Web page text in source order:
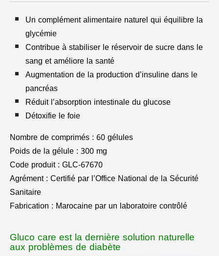
Un complément alimentaire naturel qui équilibre la
glycémie
Contribue à stabiliser le réservoir de sucre dans le
sang et améliore la santé
Augmentation de la production d’insuline dans le
pancréas
Réduit l’absorption intestinale du glucose
Détoxifie le foie
Nombre de comprimés : 60 gélules
Poids de la gélule : 300 mg
Code produit : GLC-67670
Agrément : Certifié par l’Office National de la Sécurité
Sanitaire
Fabrication : Marocaine par un laboratoire contrôlé
Gluco care est la dernière solution naturelle
aux problèmes de diabète